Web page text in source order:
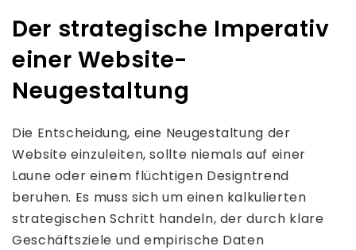
Der strategische Imperativ
einer Website-
Neugestaltung
Die Entscheidung, eine Neugestaltung der
Website einzuleiten, sollte niemals auf einer
Laune oder einem flüchtigen Designtrend
beruhen. Es muss sich um einen kalkulierten
strategischen Schritt handeln, der durch klare
Geschäftsziele und empirische Daten